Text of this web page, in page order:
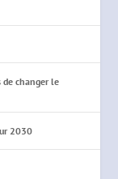
de changer le
2030